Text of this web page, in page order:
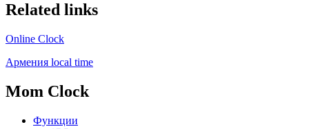
Related links
Online Clock
Армения local time
Mom Clock
Функции